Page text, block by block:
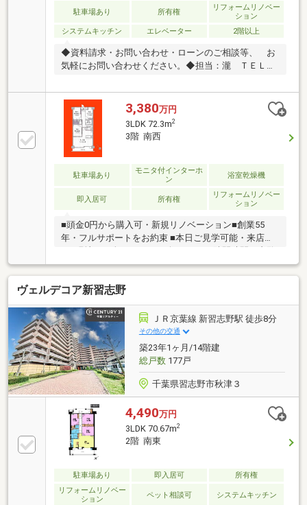
の出会いのお手伝いを致します◆◆キッズスペースや
オムツ替えのスペースもご用意しておりますので、お
子様連れのご家族もお気軽にお越しください◆
駐車場あり 所有権
リフォームリノベー
ション
システムキッチン
エレベーター 2階以上
◆資料請求・お問い合わせ・ローンのご相談等、 お
気軽にお問い合わせください。◆担当：瀧 ＴＥＬ：
3,380万円
3LDK 72.3m2
3階 南西
駐車場あり
モニタ付インターホ
ン
浴室乾燥機
即入居可 所有権
リフォームリノベー
ション
■頭金0円から購入可・新規リノベーション■創業55
年・フルサポートをお約束 ■本日ご見学可能・来店不
OK□
ヴェルデコア新習志野
ＪＲ京葉線 新習志野駅 徒歩8分
その他の交通
築23年1ヶ月/14階建
総戸数177戸
千葉県習志野市秋津３
4,490万円
3LDK 70.67m2
2階 南東
駐車場あり 即入居可
所有権
リフォームリノベー
ション
ペット相談可 システムキッチン